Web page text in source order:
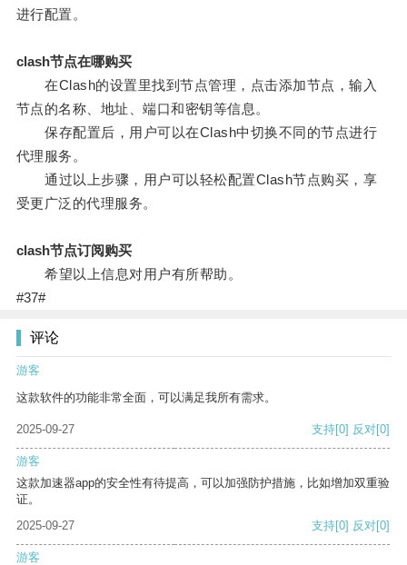
进行配置。
clash节点在哪购买
在Clash的设置里找到节点管理，点击添加节点，输入
节点的名称、地址、端口和密钥等信息。
保存配置后，用户可以在Clash中切换不同的节点进行
代理服务。
通过以上步骤，用户可以轻松配置Clash节点购买，享
受更广泛的代理服务。
clash节点订阅购买
希望以上信息对用户有所帮助。
#37#
评论
游客
这款软件的功能非常全面，可以满足我所有需求。
2025-09-27 支持[0] 反对[0]
游客
这款加速器app的安全性有待提高，可以加强防护措施，比如增加双重验
证。
2025-09-27
支持[0] 反对[0]
游客